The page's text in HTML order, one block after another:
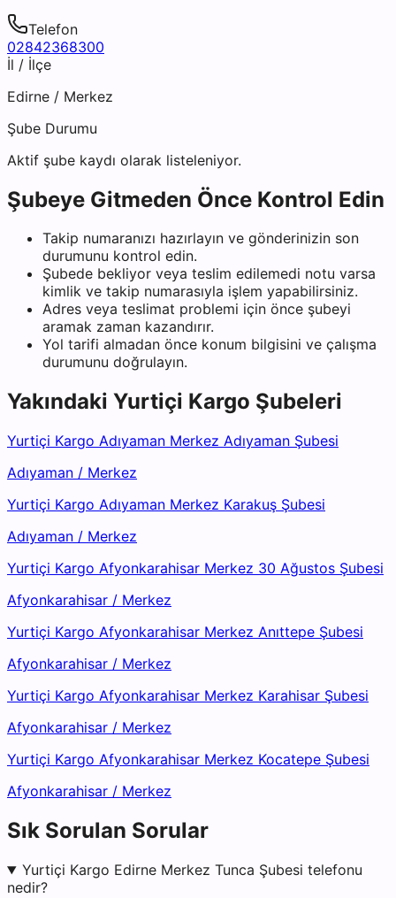
Telefon
02842368300
İl / İlçe
Edirne / Merkez
Şube Durumu
Aktif şube kaydı olarak listeleniyor.
Şubeye Gitmeden Önce Kontrol Edin
Takip numaranızı hazırlayın ve gönderinizin son
durumunu kontrol edin.
Şubede bekliyor veya teslim edilemedi notu varsa
kimlik ve takip numarasıyla işlem yapabilirsiniz.
Adres veya teslimat problemi için önce şubeyi
aramak zaman kazandırır.
Yol tarifi almadan önce konum bilgisini ve çalışma
durumunu doğrulayın.
Yakındaki Yurtiçi Kargo Şubeleri
Yurtiçi Kargo Adıyaman Merkez Adıyaman Şubesi
Adıyaman / Merkez
Yurtiçi Kargo Adıyaman Merkez Karakuş Şubesi
Adıyaman / Merkez
Yurtiçi Kargo Afyonkarahisar Merkez 30 Ağustos Şubesi
Afyonkarahisar / Merkez
Yurtiçi Kargo Afyonkarahisar Merkez Anıttepe Şubesi
Afyonkarahisar / Merkez
Yurtiçi Kargo Afyonkarahisar Merkez Karahisar Şubesi
Afyonkarahisar / Merkez
Yurtiçi Kargo Afyonkarahisar Merkez Kocatepe Şubesi
Afyonkarahisar / Merkez
Sık Sorulan Sorular
Yurtiçi Kargo Edirne Merkez Tunca Şubesi telefonu
nedir?